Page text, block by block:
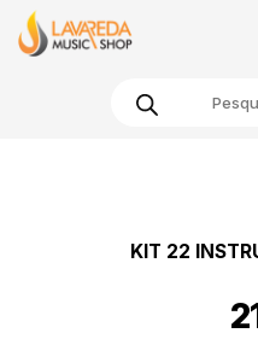
content
KIT 22
22